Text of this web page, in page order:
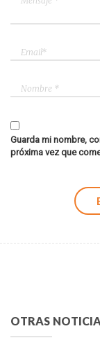
Guarda mi nombre,
próxima vez que
OTRAS